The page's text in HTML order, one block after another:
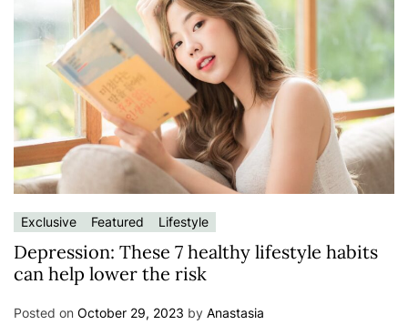
Exclusive Featured Lifestyle
Depression: These 7 healthy lifestyle habits
can help lower the risk
Posted on October 29, 2023 by Anastasia